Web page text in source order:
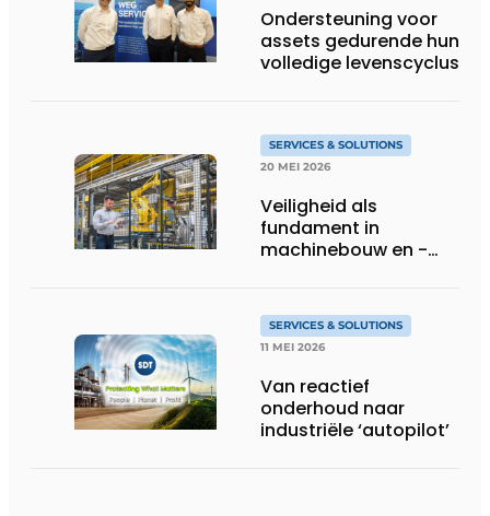
Ondersteuning voor
assets gedurende hun
volledige levenscyclus
SERVICES & SOLUTIONS
20 MEI 2026
Veiligheid als
fundament in
machinebouw en -
SERVICES & SOLUTIONS
11 MEI 2026
Van reactief
onderhoud naar
industriële ‘autopilot’